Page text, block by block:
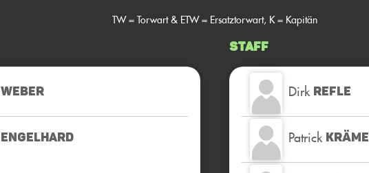
TW = Torwart & ETW = Ersatztorwart, K = Kapitän
WEBER
ENGELHARD
Staff
Dirk REFLE
Patrick